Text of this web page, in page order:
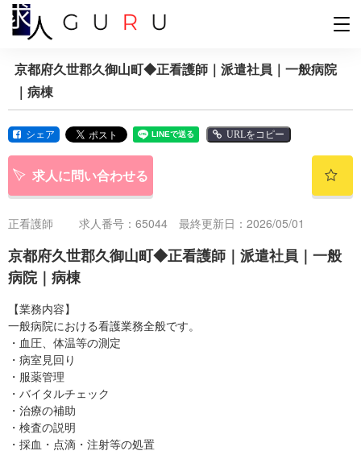
京都府久世郡久御山町◆正看護師｜派遣社員｜一般病院
｜病棟
シェア URLをコピー
求人に問い合わせる
正看護師 求人番号：65044 最終更新日：2026/05/01
京都府久世郡久御山町◆正看護師｜派遣社員｜一般
病院｜病棟
【業務内容】
一般病院における看護業務全般です。
・血圧、体温等の測定
・病室見回り
・服薬管理
・バイタルチェック
・治療の補助
・検査の説明
・採血・点滴・注射等の処置